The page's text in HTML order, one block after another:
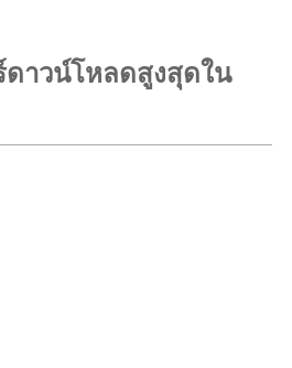
าวน์โหลดสูงสุดใน